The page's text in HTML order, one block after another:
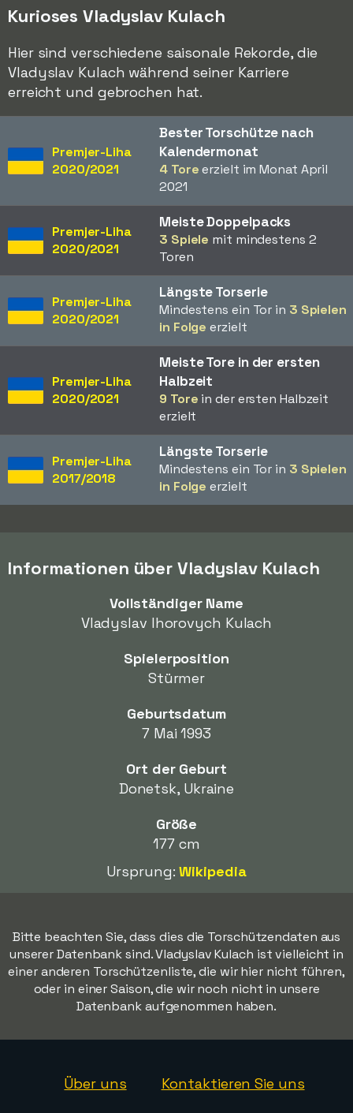
Kurioses Vladyslav Kulach
Hier sind verschiedene saisonale Rekorde, die
Vladyslav Kulach während seiner Karriere
erreicht und gebrochen hat.
Premjer-Liha
2020/2021
Bester Torschütze nach
Kalendermonat
4 Toreerzielt im Monat April
2021
Premjer-Liha
2020/2021
Meiste Doppelpacks
3 Spiele mit mindestens 2
Toren
Premjer-Liha
2020/2021
Längste Torserie
Mindestens ein Tor in 3 Spielen
in Folge erzielt
Premjer-Liha
2020/2021
Meiste Tore in der ersten
Halbzeit
9 Tore in der ersten Halbzeit
erzielt
Premjer-Liha
2017/2018
Längste Torserie
Mindestens ein Tor in 3 Spielen
in Folge erzielt
Informationen über Vladyslav Kulach
Vollständiger Name
Vladyslav Ihorovych Kulach
Spielerposition
Stürmer
Geburtsdatum
7 Mai 1993
Ort der Geburt
Donetsk, Ukraine
Größe
177 cm
Ursprung:Wikipedia
Bitte beachten Sie, dass dies die Torschützendaten aus
unserer Datenbank sind. Vladyslav Kulach ist vielleicht in
einer anderen Torschützenliste, die wir hier nicht führen,
oder in einer Saison, die wir noch nicht in unsere
Datenbank aufgenommen haben.
Über uns Kontaktieren Sie uns